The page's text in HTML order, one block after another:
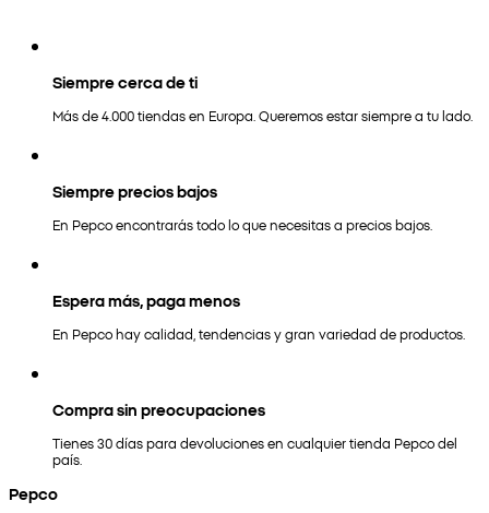
Siempre cerca de ti
Más de 4.000 tiendas en Europa. Queremos estar siempre a tu lado.
Siempre precios bajos
En Pepco encontrarás todo lo que necesitas a precios bajos.
Espera más, paga menos
En Pepco hay calidad, tendencias y gran variedad de productos.
Compra sin preocupaciones
Tienes 30 días para devoluciones en cualquier tienda Pepco del
país.
Pepco